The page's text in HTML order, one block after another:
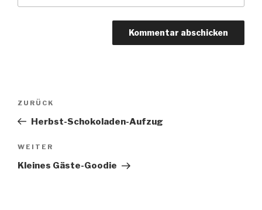
Beitragsnavigation
Vorheriger
Beitrag
ZURÜCK
Herbst-Schokoladen-Aufzug
Nächster
Beitrag
WEITER
Kleines Gäste-Goodie